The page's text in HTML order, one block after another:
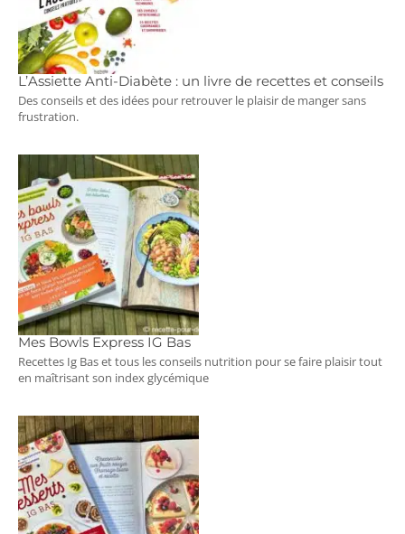
L’Assiette Anti-Diabète : un livre de recettes et conseils
Des conseils et des idées pour retrouver le plaisir de manger sans
frustration.
Mes Bowls Express IG Bas
Recettes Ig Bas et tous les conseils nutrition pour se faire plaisir tout
en maîtrisant son index glycémique